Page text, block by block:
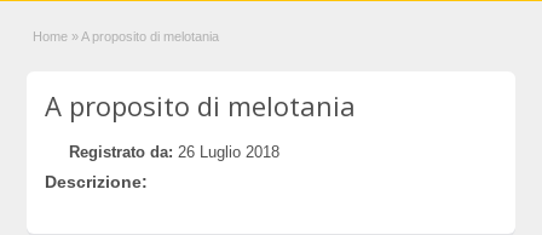
Home » A proposito di melotania
A proposito di melotania
Registrato da: 26 Luglio 2018
Descrizione: